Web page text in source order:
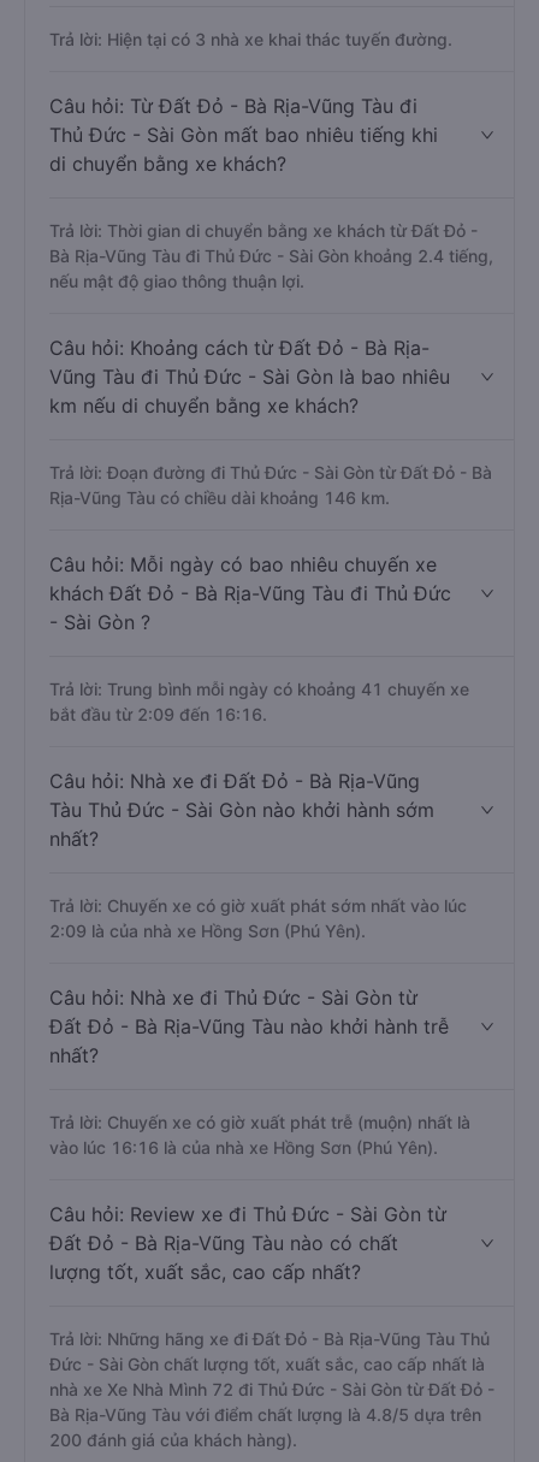
Trả lời: Hiện tại có 3 nhà xe khai thác tuyến đường.
Câu hỏi: Từ Đất Đỏ - Bà Rịa-Vũng Tàu đi
Thủ Đức - Sài Gòn mất bao nhiêu tiếng khi
di chuyển bằng xe khách?
Trả lời: Thời gian di chuyển bằng xe khách từ Đất Đỏ -
Bà Rịa-Vũng Tàu đi Thủ Đức - Sài Gòn khoảng 2.4 tiếng,
nếu mật độ giao thông thuận lợi.
Câu hỏi: Khoảng cách từ Đất Đỏ - Bà Rịa-
Vũng Tàu đi Thủ Đức - Sài Gòn là bao nhiêu
km nếu di chuyển bằng xe khách?
Trả lời: Đoạn đường đi Thủ Đức - Sài Gòn từ Đất Đỏ - Bà
Rịa-Vũng Tàu có chiều dài khoảng 146 km.
Câu hỏi: Mỗi ngày có bao nhiêu chuyến xe
khách Đất Đỏ - Bà Rịa-Vũng Tàu đi Thủ Đức
- Sài Gòn ?
Trả lời: Trung bình mỗi ngày có khoảng 41 chuyến xe
bắt đầu từ 2:09 đến 16:16.
Câu hỏi: Nhà xe đi Đất Đỏ - Bà Rịa-Vũng
Tàu Thủ Đức - Sài Gòn nào khởi hành sớm
nhất?
Trả lời: Chuyến xe có giờ xuất phát sớm nhất vào lúc
2:09 là của nhà xe Hồng Sơn (Phú Yên).
Câu hỏi: Nhà xe đi Thủ Đức - Sài Gòn từ
Đất Đỏ - Bà Rịa-Vũng Tàu nào khởi hành trễ
nhất?
Trả lời: Chuyến xe có giờ xuất phát trễ (muộn) nhất là
vào lúc 16:16 là của nhà xe Hồng Sơn (Phú Yên).
Câu hỏi: Review xe đi Thủ Đức - Sài Gòn từ
Đất Đỏ - Bà Rịa-Vũng Tàu nào có chất
lượng tốt, xuất sắc, cao cấp nhất?
Trả lời: Những hãng xe đi Đất Đỏ - Bà Rịa-Vũng Tàu Thủ
Đức - Sài Gòn chất lượng tốt, xuất sắc, cao cấp nhất là
nhà xe Xe Nhà Mình 72 đi Thủ Đức - Sài Gòn từ Đất Đỏ -
Bà Rịa-Vũng Tàu với điểm chất lượng là 4.8/5 dựa trên
200 đánh giá của khách hàng).